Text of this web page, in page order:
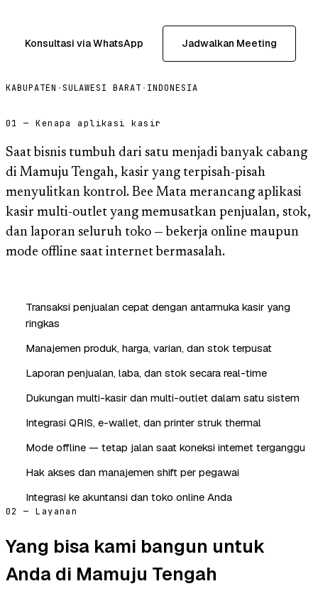
Konsultasi via WhatsApp Jadwalkan Meeting
KABUPATEN · SULAWESI BARAT · INDONESIA
01 — Kenapa aplikasi kasir
Saat bisnis tumbuh dari satu menjadi banyak cabang
di Mamuju Tengah, kasir yang terpisah-pisah
menyulitkan kontrol. Bee Mata merancang aplikasi
kasir multi-outlet yang memusatkan penjualan, stok,
dan laporan seluruh toko — bekerja online maupun
mode offline saat internet bermasalah.
Transaksi penjualan cepat dengan antarmuka kasir yang
ringkas
Manajemen produk, harga, varian, dan stok terpusat
Laporan penjualan, laba, dan stok secara real-time
Dukungan multi-kasir dan multi-outlet dalam satu sistem
Integrasi QRIS, e-wallet, dan printer struk thermal
Mode offline — tetap jalan saat koneksi internet terganggu
Hak akses dan manajemen shift per pegawai
Integrasi ke akuntansi dan toko online Anda
02 — Layanan
Yang bisa kami bangun untuk
Anda di Mamuju Tengah